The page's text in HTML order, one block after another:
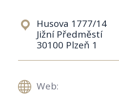
Husova 1777/14
Jižní Předměstí
30100 Plzeň 1
Web: